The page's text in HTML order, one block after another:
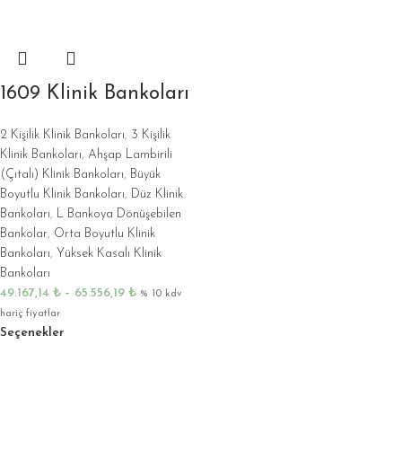
1609 Klinik Bankoları
2 Kişilik Klinik Bankoları, 3 Kişilik
Klinik Bankoları, Ahşap Lambirili
(Çıtalı) Klinik Bankoları, Büyük
Boyutlu Klinik Bankoları, Düz Klinik
Bankoları, L Bankoya Dönüşebilen
Bankolar, Orta Boyutlu Klinik
Bankoları, Yüksek Kasalı Klinik
Bankoları
49.167,14 ₺ – 65.556,19 ₺ % 10 kdv
hariç fiyatlar
Seçenekler